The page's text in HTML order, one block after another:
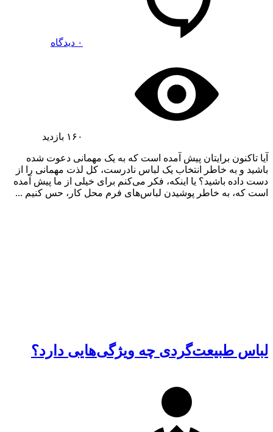
۰ دیدگاه
۱۶۰ بازدید
آیا تاکنون برایتان پیش آمده است که به یک مهمانی دعوت شده
باشید و به خاطر انتخاب یک لباس نادرست، کل لذت مهمانی را از
دست داده باشید؟ یا اینکه، فکر می‌کنم برای خیلی از ما پیش آمده
است که، به خاطر پوشیدن لباس‌های فرم محل کار، حس کنیم ...
لباس طبیعت‌گردی چه ویژگی‌هایی دارد؟